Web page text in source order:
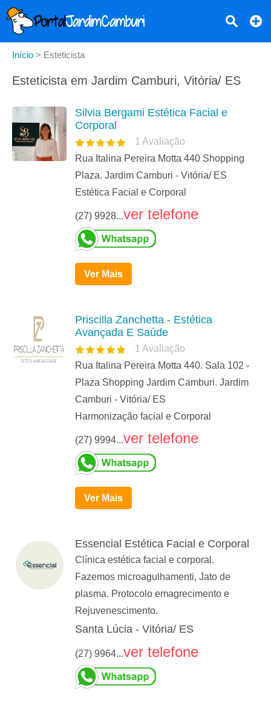
Início > Esteticista
Esteticista em Jardim Camburi, Vitória/ ES
Silvia Bergami Estética Facial e
Corporal
1 Avaliação
Rua Italina Pereira Motta 440 Shopping
Plaza. Jardim Camburi - Vitória/ ES
Estética Facial e Corporal
(27) 9928...ver telefone
Ver Mais
Priscilla Zanchetta - Estética
Avançada E Saúde
1 Avaliação
Rua Italina Pereira Motta 440. Sala 102 -
Plaza Shopping Jardim Camburi. Jardim
Camburi - Vitória/ ES
Harmonização facial e Corporal
(27) 9994...ver telefone
Ver Mais
Essencial Estética Facial e Corporal
Clínica estética facial e corporal.
Fazemos microagulhamenti, Jato de
plasma. Protocolo emagrecimento e
Rejuvenescimento.
Santa Lúcia - Vitória/ ES
(27) 9964...ver telefone